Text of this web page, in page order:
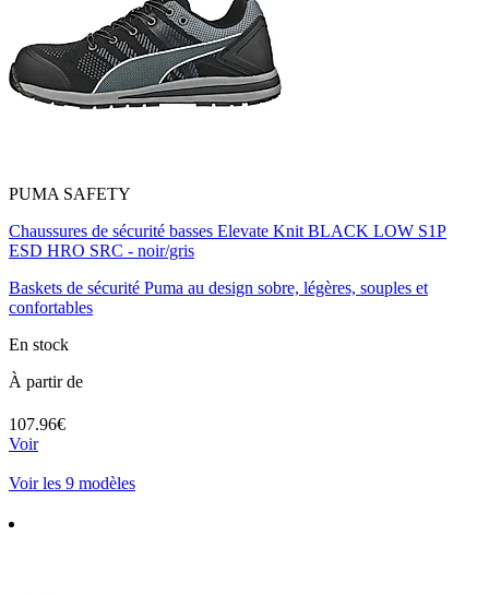
PUMA SAFETY
Chaussures de sécurité basses Elevate Knit BLACK LOW S1P
ESD HRO SRC - noir/gris
Baskets de sécurité Puma au design sobre, légères, souples et
confortables
En stock
À partir de
107.96€
Voir
Voir les 9 modèles